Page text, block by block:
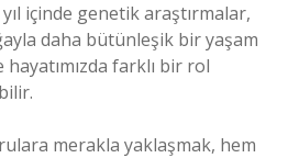
içinde genetik araştırmalar,
daha bütünleşik bir yaşam
farklı bir rol
merakla yaklaşmak, hem